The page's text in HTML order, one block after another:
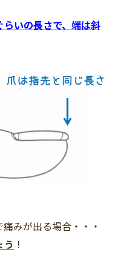
いの長さで、端は斜
みが出る場合・・・
う ！